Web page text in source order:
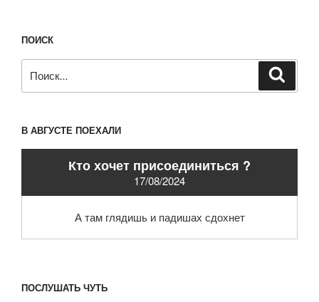
ПОИСК
В АВГУСТЕ ПОЕХАЛИ
Кто хочет присоединиться ?
17/08/2024
А там глядишь и падишах сдохнет
ПОСЛУШАТЬ ЧУТЬ